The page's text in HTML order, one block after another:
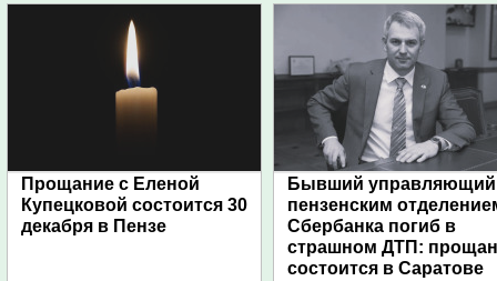
Прощание с Еленой
Купецковой состоится 30
декабря в Пензе
Бывший управляющий
пензенским
Сбербанка погиб в
страшном ДТП:
состоится в Саратове